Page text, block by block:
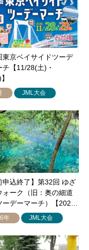
東京ベイサイドツーデ
チ【11/28(土)・
JML大会
申込終了】第32回 ゆざ
ォーク（旧：奥の細道
ーデーマーチ）【202…
年 JML大会